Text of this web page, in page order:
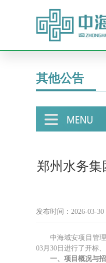
其他公告
郑州水务
发布时间：2026-03-30
中海域安项目管
03月30日进行了开标、
一、项目概况与